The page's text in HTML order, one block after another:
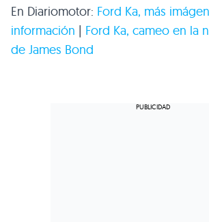
En Diariomotor: Ford Ka, más
información | Ford Ka, cameo en la
de James Bond